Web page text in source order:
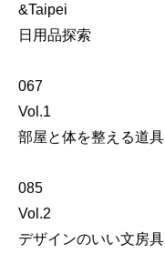
&Taipei
日用品探索
067
Vol.1
部屋と体を整える道具
085
Vol.2
デザインのいい文房具